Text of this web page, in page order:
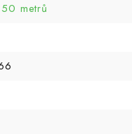
metrů